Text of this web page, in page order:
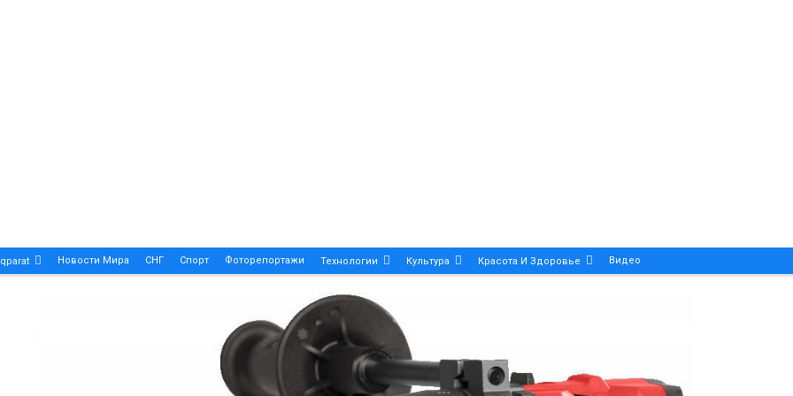
Новости Мира СНГ Спорт Фоторепортажи Технологии Культура Красота И Здоровье Видео
Patek Philippe Calatrava DATE – A True Symbol Of Elegance And Precision